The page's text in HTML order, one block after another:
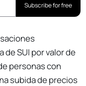
Subscribe for free
SUI por valor de
personas con
subida de precios